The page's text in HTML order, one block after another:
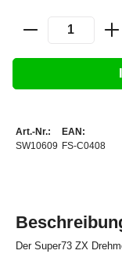
Art.-Nr.:
SW10609
EAN:
FS-C0408
Der Super73 ZX